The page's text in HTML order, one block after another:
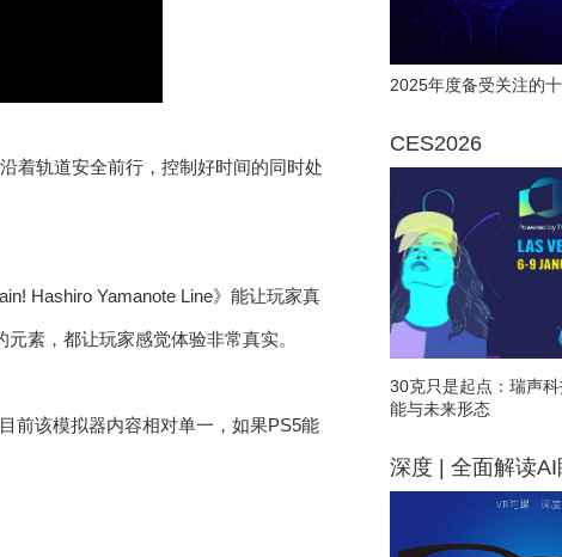
着轨道安全前行，控制好时间的同时处
Hashiro Yamanote Line》能让玩家真
素，都让玩家感觉体验非常真实。
前该模拟器内容相对单一，如果PS5能
2025年度备受关注的
CES2026
30克只是起点：瑞声
能与未来形态
深度 | 全面解读AI